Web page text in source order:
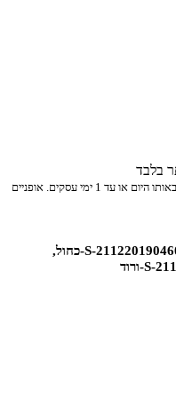
פריטים שהם לא אופניים בדרך כלל מוכנים לאיסוף באותו היום או עד 1 ימי עסקים. אופניים
מק"ט יצרן: 2112201904600-M-ורוד, 2112201904600-S-כחול,